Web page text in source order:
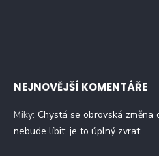
NEJNOVĚJŠÍ KOMENTÁŘE
Miky: Chystá se obrovská změna
nebude líbit, je to úplný zvrat